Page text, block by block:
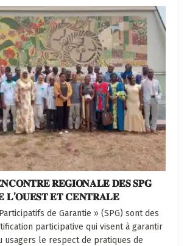
𝐑𝐄𝐆𝐈𝐎𝐍𝐀𝐋𝐄 𝐃𝐄𝐒 𝐒𝐏𝐆
𝐋’𝐎𝐔𝐄𝐒𝐓 𝐄𝐓 𝐂𝐄𝐍𝐓𝐑𝐀𝐋𝐄
de Garantie » (SPG) sont des
participative qui visent à garantir
usagers le respect de pratiques de